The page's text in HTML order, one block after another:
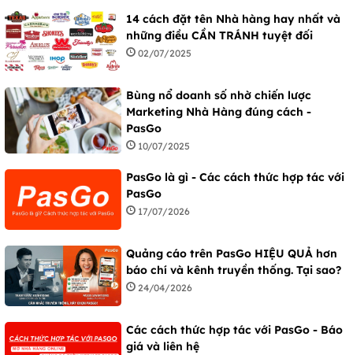
14 cách đặt tên Nhà hàng hay nhất và
những điều CẦN TRÁNH tuyệt đối
02/07/2025
Bùng nổ doanh số nhờ chiến lược
Marketing Nhà Hàng đúng cách -
PasGo
10/07/2025
PasGo là gì - Các cách thức hợp tác với
PasGo
17/07/2026
Quảng cáo trên PasGo HIỆU QUẢ hơn
báo chí và kênh truyền thống. Tại sao?
24/04/2026
Các cách thức hợp tác với PasGo - Báo
giá và liên hệ